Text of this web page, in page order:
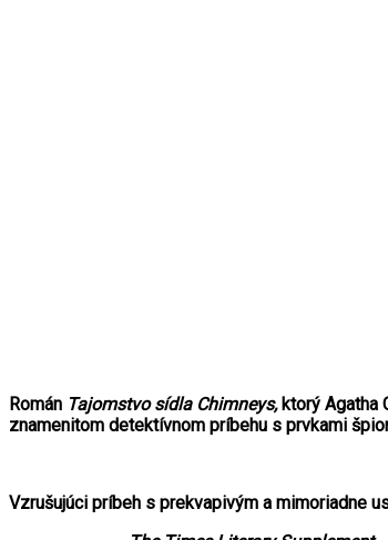
Román Tajomstvo sídla Chimneys,ktorý Agatha
znamenitom detektívnom príbehu s prvkami
Vzrušujúci príbeh s prekvapivým a mimoriadne